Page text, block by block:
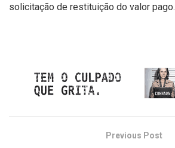
solicitação de restituição do valor pago.
Previous Post